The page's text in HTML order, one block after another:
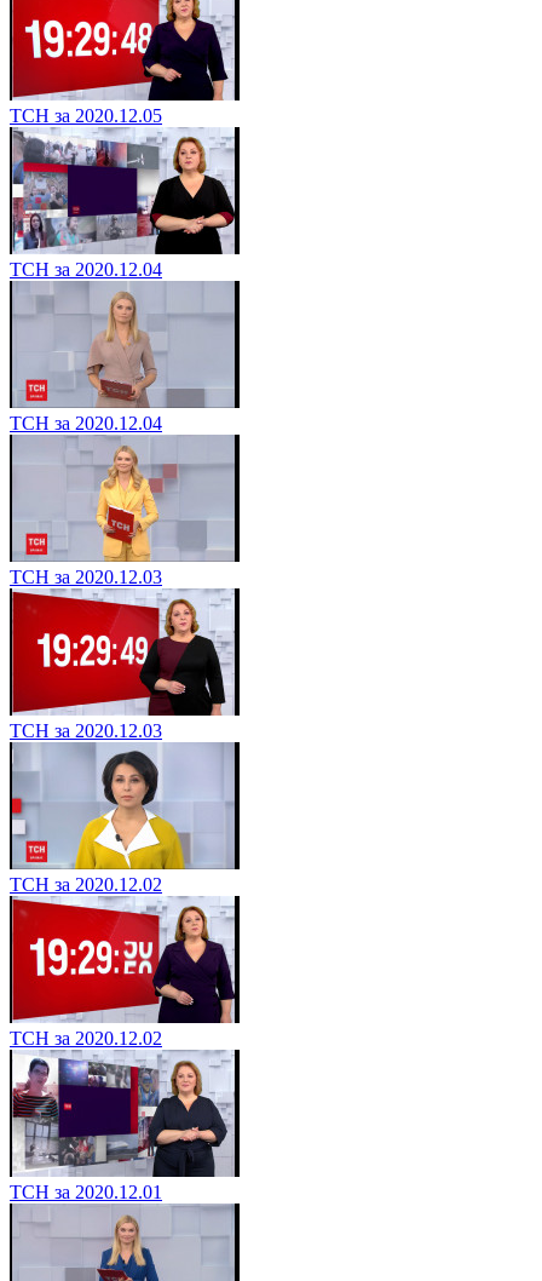
ТСН за 2020.12.05
ТСН за 2020.12.04
ТСН за 2020.12.04
ТСН за 2020.12.03
ТСН за 2020.12.03
ТСН за 2020.12.02
ТСН за 2020.12.02
ТСН за 2020.12.01